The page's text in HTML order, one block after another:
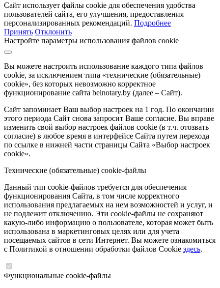
Сайт использует файлы cookie для обеспечения удобства
пользователей сайта, его улучшения, предоставления
персонализированных рекомендаций. Подробнее
Принять Отклонить
Настройте параметры использования файлов cookie
Вы можете настроить использование каждого типа файлов
cookie, за исключением типа «технические (обязательные)
cookie», без которых невозможно корректное
функционирование сайта belnotary.by (далее – Сайт).
Сайт запоминает Ваш выбор настроек на 1 год. По окончании
этого периода Сайт снова запросит Ваше согласие. Вы вправе
изменить свой выбор настроек файлов cookie (в т.ч. отозвать
согласие) в любое время в интерфейсе Сайта путем перехода
по ссылке в нижней части страницы Сайта «Выбор настроек
cookie».
Технические (обязательные) cookie-файлы
Данный тип cookie-файлов требуется для обеспечения
функционирования Сайта, в том числе корректного
использования предлагаемых на нем возможностей и услуг, и
не подлежит отключению. Эти cookie-файлы не сохраняют
какую-либо информацию о пользователе, которая может быть
использована в маркетинговых целях или для учета
посещаемых сайтов в сети Интернет. Вы можете ознакомиться
с Политикой в отношении обработки файлов Cookie здесь.
Функциональные cookie-файлы